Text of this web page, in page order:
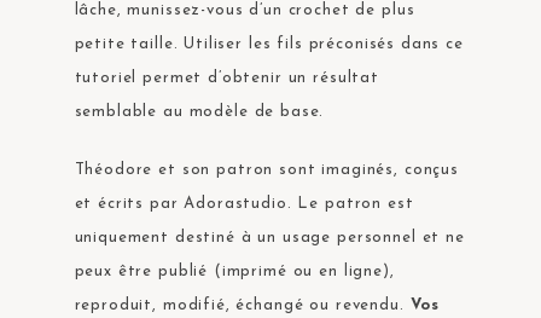
lâche, munissez-vous d’un crochet de plus
petite taille. Utiliser les fils préconisés dans ce
tutoriel permet d’obtenir un résultat
semblable au modèle de base.
Théodore et son patron sont imaginés, conçus
et écrits par Adorastudio. Le patron est
uniquement destiné à un usage personnel et ne
peux être publié (imprimé ou en ligne),
reproduit, modifié, échangé ou revendu. Vos